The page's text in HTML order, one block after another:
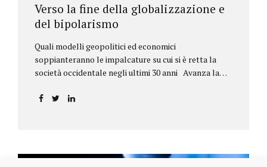
Verso la fine della globalizzazione e
del bipolarismo
Quali modelli geopolitici ed economici
soppianteranno le impalcature su cui si è retta la
società occidentale negli ultimi 30 anni Avanza la
aprile ha fatto parecchio discutere il discorso che